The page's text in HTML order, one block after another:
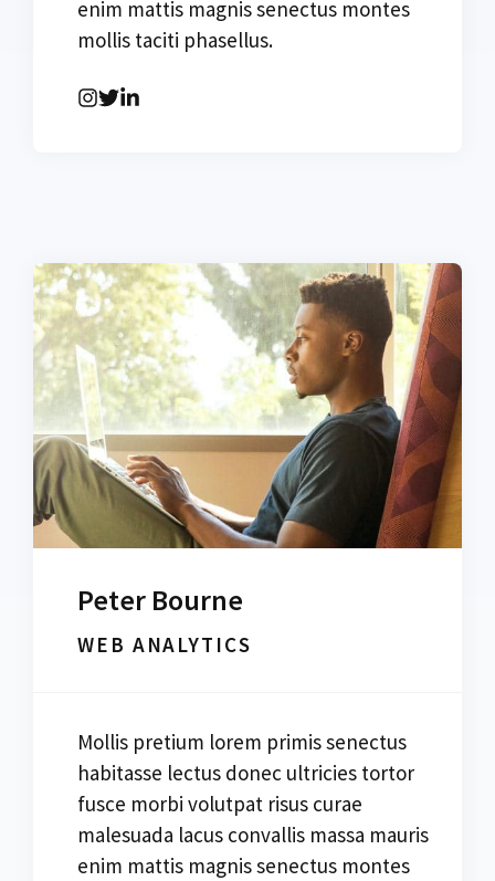
enim mattis magnis senectus montes
mollis taciti phasellus.
Peter Bourne
WEB ANALYTICS
Mollis pretium lorem primis senectus
habitasse lectus donec ultricies tortor
fusce morbi volutpat risus curae
malesuada lacus convallis massa mauris
enim mattis magnis senectus montes